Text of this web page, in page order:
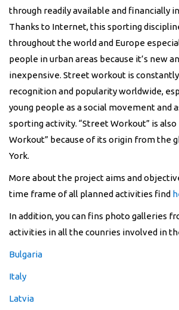
through readily available and financially
Thanks to Internet, this sporting
throughout the world and Europe
people in urban areas because it’s new
inexpensive. Street workout is
recognition and popularity worldwide,
young people as a social movement and
sporting activity. “Street Workout” is also
Workout” because of its origin from the
York.
More about the project aims and
time frame of all planned activities find
In addition, you can fins photo galleries
activities in all the counries involved in
Bulgaria
Italy
Latvia